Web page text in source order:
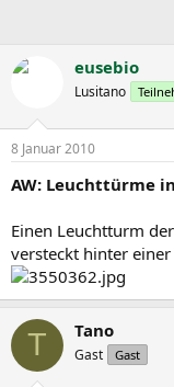
eusebio
Lusitano
8 Januar 2010
AW: Leuchttürme
Einen Leuchtturm
versteckt hinter
T Tano
Gast Gast